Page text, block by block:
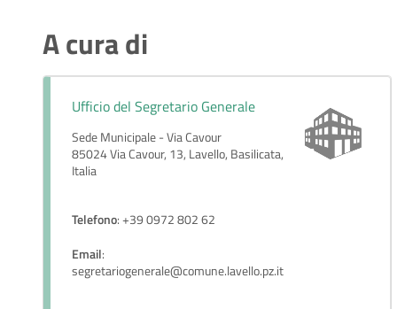
A cura di
Ufficio del Segretario Generale
Sede Municipale - Via Cavour
85024 Via Cavour, 13, Lavello, Basilicata,
Italia
Telefono: +39 0972 802 62
Email:
segretariogenerale@comune.lavello.pz.it